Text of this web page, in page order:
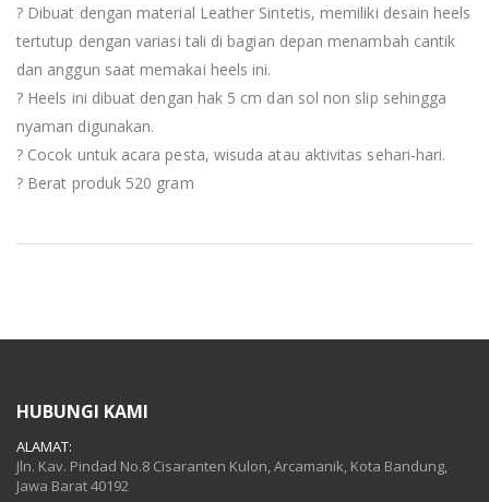
? Dibuat dengan material Leather Sintetis, memiliki desain heels
tertutup dengan variasi tali di bagian depan menambah cantik
dan anggun saat memakai heels ini.
? Heels ini dibuat dengan hak 5 cm dan sol non slip sehingga
nyaman digunakan.
? Cocok untuk acara pesta, wisuda atau aktivitas sehari-hari.
? Berat produk 520 gram
HUBUNGI KAMI
ALAMAT:
Jln. Kav. Pindad No.8 Cisaranten Kulon, Arcamanik, Kota Bandung,
Jawa Barat 40192